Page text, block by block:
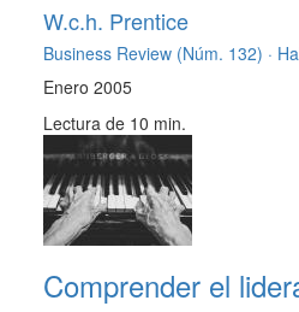
W.c.h. Prentice
Business Review (Núm. 132) ·
Enero 2005
Lectura de 10 min.
Comprender el